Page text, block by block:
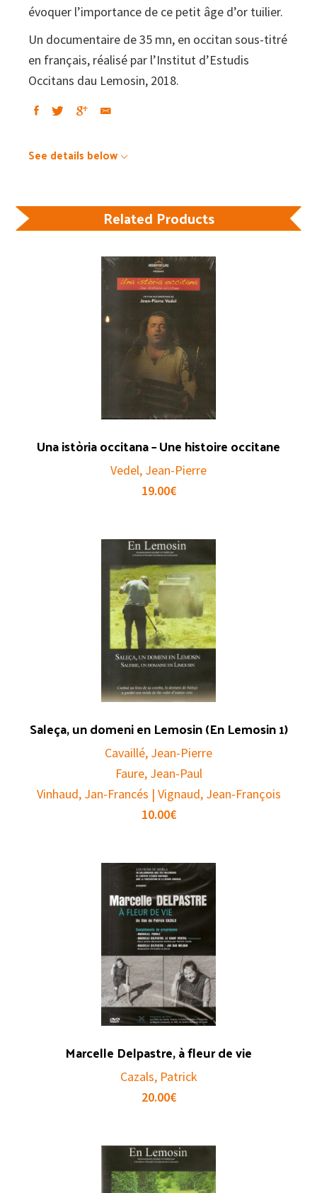
évoquer l’importance de ce petit âge d’or tuilier.
Un documentaire de 35 mn, en occitan sous-titré
en français, réalisé par l’Institut d’Estudis
Occitans dau Lemosin, 2018.
See details below
Related Products
Una istòria occitana – Une histoire occitane
Vedel, Jean-Pierre
19.00€
Saleça, un domeni en Lemosin (En Lemosin 1)
Cavaillé, Jean-Pierre
Faure, Jean-Paul
Vinhaud, Jan-Francés | Vignaud, Jean-François
10.00€
Marcelle Delpastre, à fleur de vie
Cazals, Patrick
20.00€